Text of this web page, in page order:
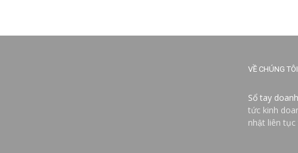
VỀ CHÚNG TÔI
Sổ tay
tức kinh
nhật liên